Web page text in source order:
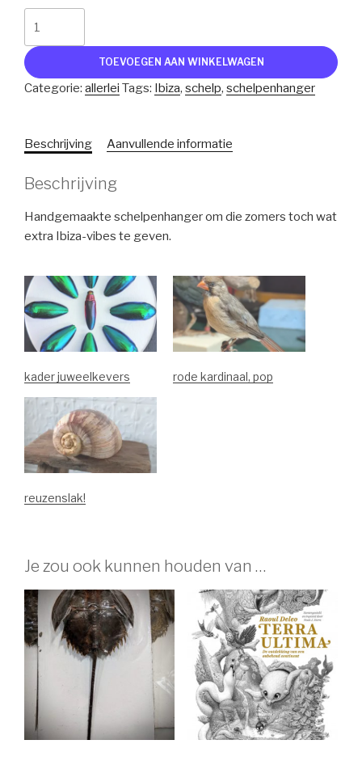
140cm
aantal
TOEVOEGEN AAN WINKELWAGEN
Categorie: allerlei Tags: Ibiza, schelp, schelpenhanger
Beschrijving Aanvullende informatie
Beschrijving
Handgemaakte schelpenhanger om die zomers toch wat
extra Ibiza-vibes te geven.
kader juweelkevers rode kardinaal, pop
reuzenslak!
Je zou ook kunnen houden van …